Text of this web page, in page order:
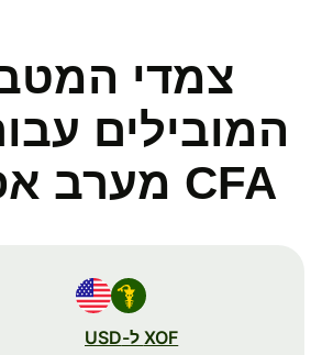
צמדי
המובילים
CFA מערב אפריקני
XOF ל-USD